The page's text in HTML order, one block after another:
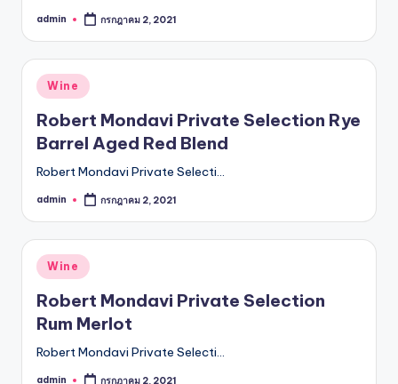
Posted
admin กรกฎาคม 2, 2021
Posted
in
Wine
Robert Mondavi Private Selection Rye
Barrel Aged Red Blend
Robert Mondavi Private Selecti…
Posted
admin กรกฎาคม 2, 2021
Posted
in
Wine
Robert Mondavi Private Selection
Rum Merlot
Robert Mondavi Private Selecti…
admin กรกฎาคม 2, 2021